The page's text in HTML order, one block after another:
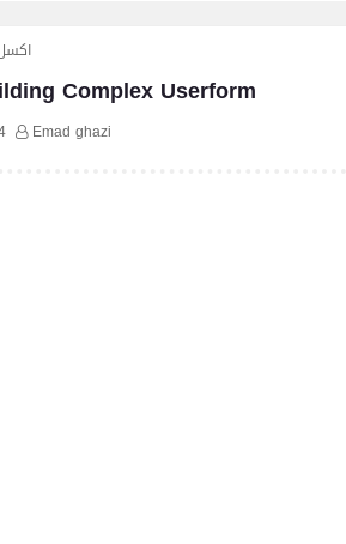
Complex Userform
Emad ghazi